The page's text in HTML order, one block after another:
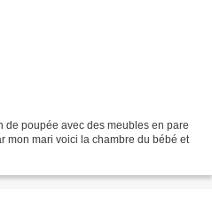
de poupée avec des meubles en pare
mon mari voici la chambre du bébé et